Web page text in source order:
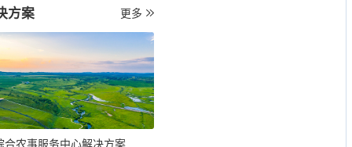
方案 更多
合农事服务中心解决方案